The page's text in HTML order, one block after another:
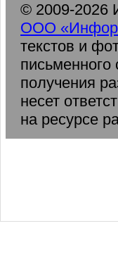
© 2009-2026
ООО
текстов и
получения
несет
на ресурсе